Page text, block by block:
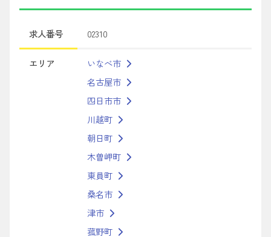
求人番号 02310
エリア
いなべ市
名古屋市
四日市市
川越町
朝日町
木曽岬町
東員町
桑名市
津市
菰野町